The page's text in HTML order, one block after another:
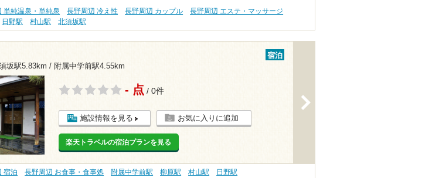
単純温泉・単純泉 長野周辺 冷え性 長野周辺 カップル
長野周辺 エステ・マッサージ
日野駅 村山駅 北須坂駅
坂駅5.83km / 附属中学前駅4.55km
宿泊
- 点 / 0件
施設情報を見る お気に入りに追加
楽天トラベルの宿泊プランを見る
宿泊 長野周辺 お食事・食事処 附属中学前駅 柳原駅 村山駅 日野駅